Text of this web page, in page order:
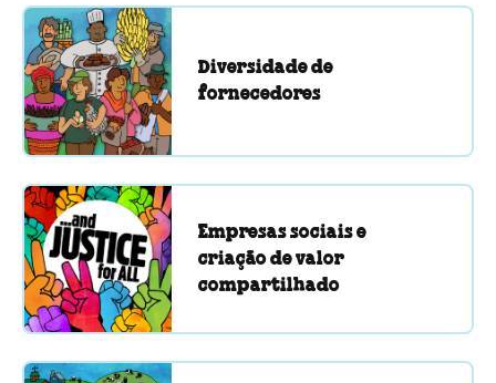
Diversidade de
fornecedores
Empresas sociais e
criação de valor
compartilhado